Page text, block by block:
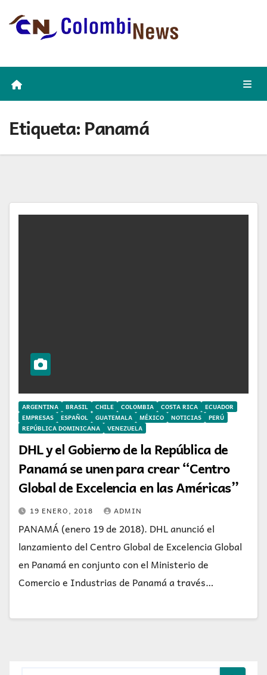
Etiqueta:Panamá
ARGENTINA BRASIL CHILE COLOMBIA COSTA RICA
ECUADOR
EMPRESAS
ESPAÑOL GUATEMALA MÉXICO NOTICIAS
PERÚ
REPÚBLICA DOMINICANA
VENEZUELA
DHL y el Gobierno de la República de
Panamá se unen para crear “Centro
Global de Excelencia en las Américas”
19 ENERO, 2018 ADMIN
PANAMÁ (enero 19 de 2018). DHL anunció el
lanzamiento del Centro Global de Excelencia Global
en Panamá en conjunto con el Ministerio de
Comercio e Industrias de Panamá a través…